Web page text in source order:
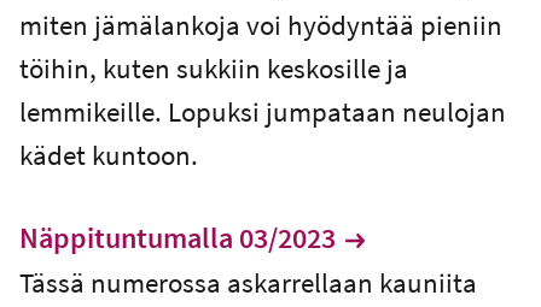
miten jämälankoja voi hyödyntää pieniin
töihin, kuten sukkiin keskosille ja
lemmikeille. Lopuksi jumpataan neulojan
kädet kuntoon.
Näppituntumalla 03/2023
Tässä numerossa askarrellaan kauniita